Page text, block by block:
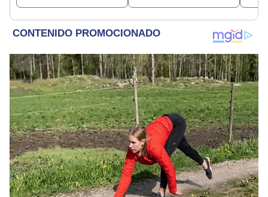
plataformas digitales